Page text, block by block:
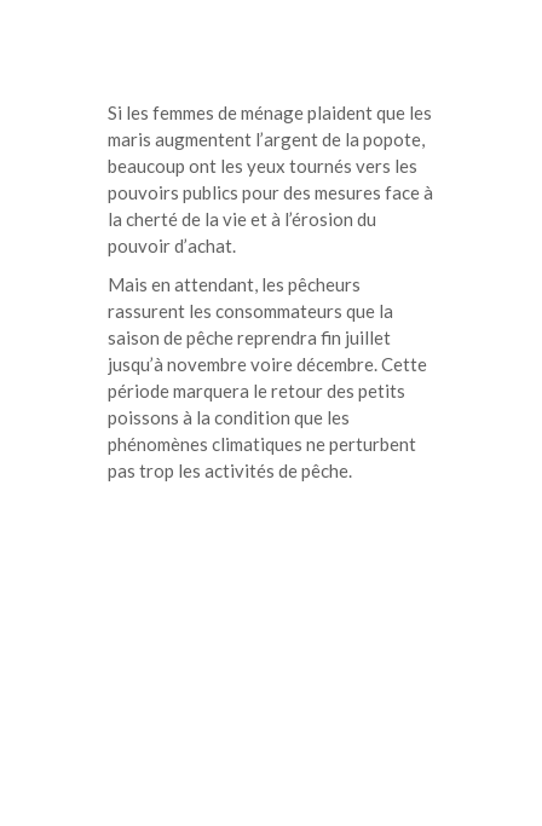
Si les femmes de ménage plaident que les
maris augmentent l’argent de la popote,
beaucoup ont les yeux tournés vers les
pouvoirs publics pour des mesures face à
la cherté de la vie et à l’érosion du
pouvoir d’achat.
Mais en attendant, les pêcheurs
rassurent les consommateurs que la
saison de pêche reprendra fin juillet
jusqu’à novembre voire décembre. Cette
période marquera le retour des petits
poissons à la condition que les
phénomènes climatiques ne perturbent
pas trop les activités de pêche.